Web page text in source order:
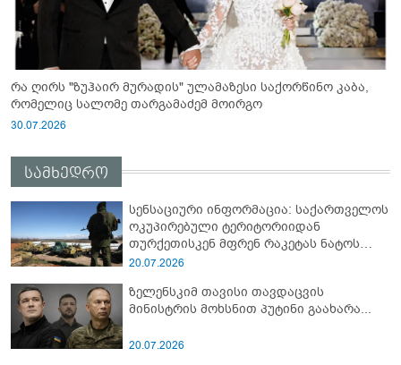
რა ღირს "ზუჰაირ მურადის" ულამაზესი საქორწინო კაბა,
რომელიც სალომე თარგამაძემ მოირგო
30.07.2026
სამხედრო
სენსაციური ინფორმაცია: საქართველოს
ოკუპირებული ტერიტორიიდან
თურქეთისკენ მფრენ რაკეტას ნატოს
სამიტი კინაღამ ჩაუშლია
20.07.2026
ზელენსკიმ თავისი თავდაცვის
მინისტრის მოხსნით პუტინი გაახარა...
20.07.2026